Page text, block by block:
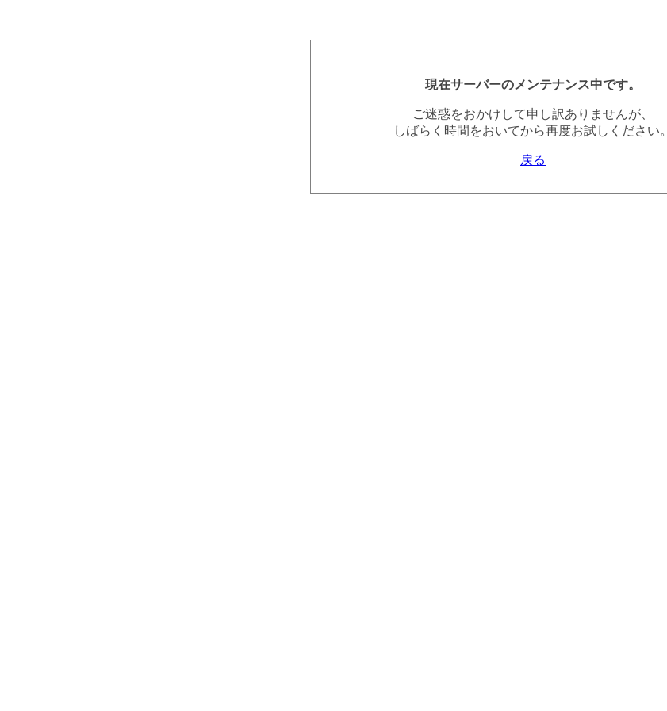
現在サーバーのメンテナンス中です。
ご迷惑をおかけして申し訳ありませんが、
しばらく時間をおいてから再度お試しください。
戻る